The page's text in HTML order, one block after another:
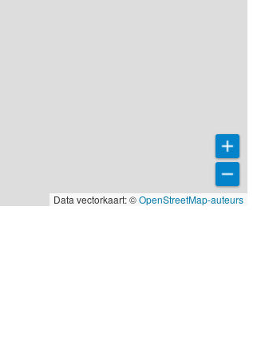
Data vectorkaart: ©OpenStreetMap-auteurs